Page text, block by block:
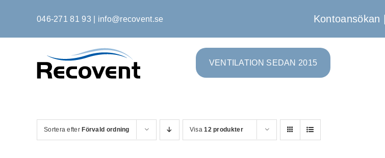
046-271 81 93 info@recovent.se Kontoansökan
VENTILATION SEDAN 2015
Sortera efter Förvald ordning Visa12 produkter